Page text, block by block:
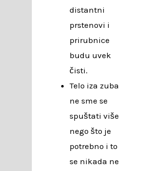
distantni
prstenovi i
prirubnice
budu uvek
čisti.
Telo iza zuba
ne sme se
spuštati više
nego što je
potrebno i to
se nikada ne